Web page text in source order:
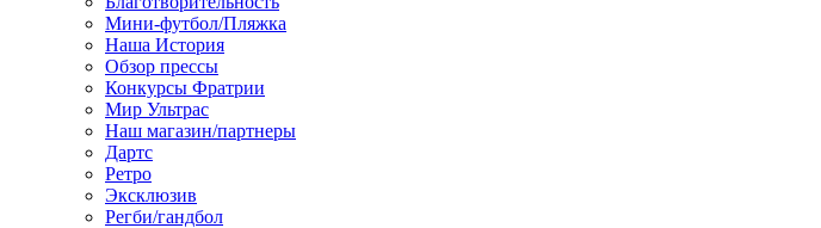
Мини-футбол/Пляжка
Наша История
Обзор прессы
Конкурсы Фратрии
Мир Ультрас
Наш магазин/партнеры
Дартс
Ретро
Эксклюзив
Регби/гандбол